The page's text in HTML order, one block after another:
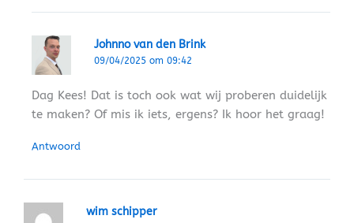
Johnno van den Brink
09/04/2025 om 09:42
Dag Kees! Dat is toch ook wat wij proberen duidelijk
te maken? Of mis ik iets, ergens? Ik hoor het graag!
Antwoord
wim schipper